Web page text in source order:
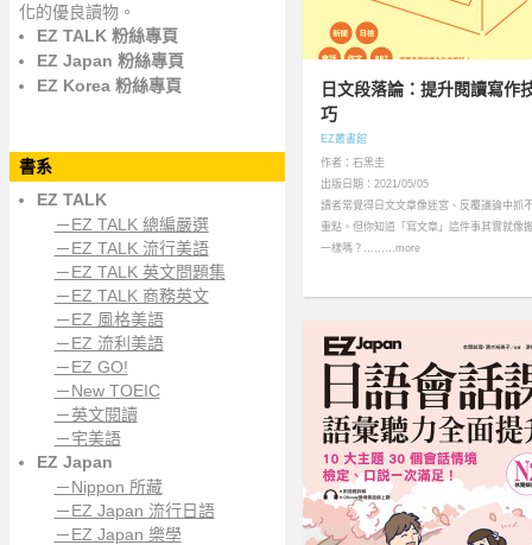
化的優良讀物。
EZ TALK 粉絲專頁
EZ Japan 粉絲專頁
EZ Korea 粉絲專頁
書系
EZ TALK
－EZ TALK 總編嚴選
－EZ TALK 流行美語
－EZ TALK 英文問題集
－EZ TALK 商務英文
－EZ 風格美語
－EZ 流利美語
－EZ GO!
－New TOEIC
－英文閱讀
－宅美語
EZ Japan
－Nippon 所藏
－EZ Japan 流行日語
－EZ Japan 樂學
日文段落論：提升閱讀寫作
巧
EZ叢書館
作者：石黑圭
出版日期：2021/05/05
讀者常覺得日文文章像迷宮、反覆議論中抓
重點。但你知道「寫文章」這件事其實就像
一樣嗎？………more